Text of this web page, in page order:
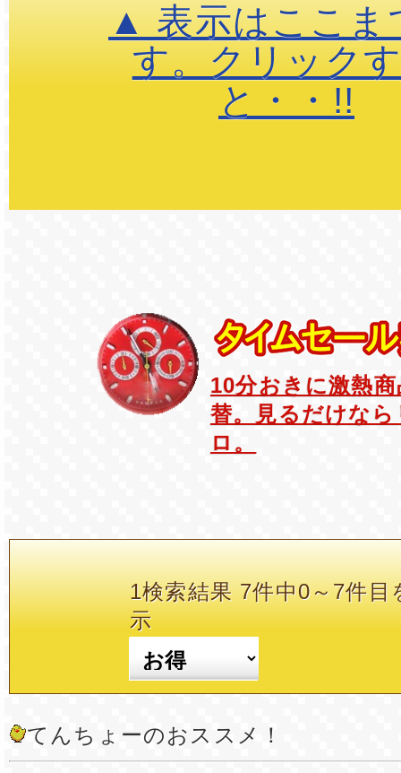
▲ 表示はここま
す。クリック
と・・!!
10分おきに激熱
替。見るだけな
ロ。
1検索結果 7件中0～7件目
示
てんちょーのおススメ！